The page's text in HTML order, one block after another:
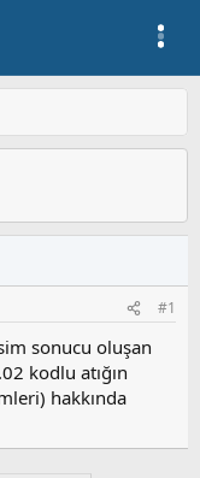
#1
sonucu oluşan
kodlu atığın
hakkında